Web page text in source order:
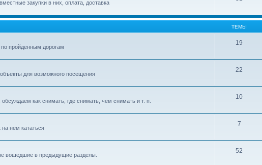
закупки в них, оплата, доставка
ТЕМЫ
пройденным дорогам
19
для возможного посещения
22
как снимать, где снимать, чем снимать и т. п.
10
нем кататься
7
вошедшие в предыдущие разделы.
52